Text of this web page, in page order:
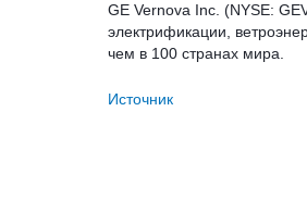
GE Vernova Inc. (NYSE:
электрификации,
чем в 100 странах мира.
Источник